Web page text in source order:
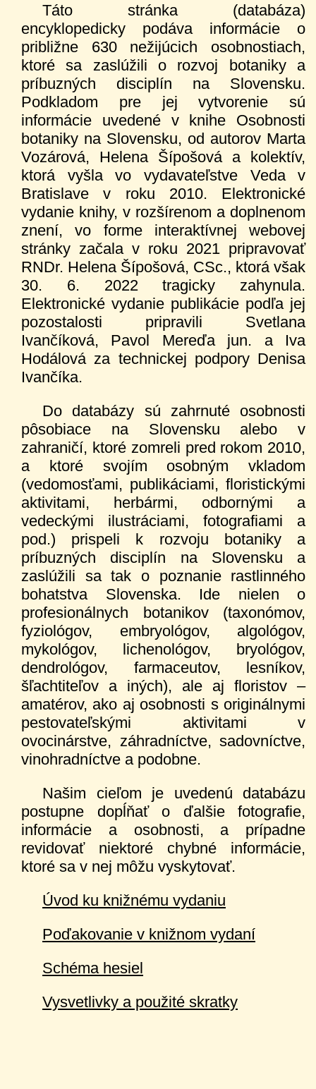
Táto stránka (databáza)
encyklopedicky podáva informácie o
približne 630 nežijúcich osobnostiach,
ktoré sa zaslúžili o rozvoj botaniky a
príbuzných disciplín na Slovensku.
Podkladom pre jej vytvorenie sú
informácie uvedené v knihe Osobnosti
botaniky na Slovensku, od autorov Marta
Vozárová, Helena Šípošová a kolektív,
ktorá vyšla vo vydavateľstve Veda v
Bratislave v roku 2010. Elektronické
vydanie knihy, v rozšírenom a doplnenom
znení, vo forme interaktívnej webovej
stránky začala v roku 2021 pripravovať
RNDr. Helena Šípošová, CSc., ktorá však
30. 6. 2022 tragicky zahynula.
Elektronické vydanie publikácie podľa jej
pozostalosti pripravili Svetlana
Ivančíková, Pavol Mereďa jun. a Iva
Hodálová za technickej podpory Denisa
Ivančíka.
Do databázy sú zahrnuté osobnosti
pôsobiace na Slovensku alebo v
zahraničí, ktoré zomreli pred rokom 2010,
a ktoré svojím osobným vkladom
(vedomosťami, publikáciami, floristickými
aktivitami, herbármi, odbornými a
vedeckými ilustráciami, fotografiami a
pod.) prispeli k rozvoju botaniky a
príbuzných disciplín na Slovensku a
zaslúžili sa tak o poznanie rastlinného
bohatstva Slovenska. Ide nielen o
profesionálnych botanikov (taxonómov,
fyziológov, embryológov, algológov,
mykológov, lichenológov, bryológov,
dendrológov, farmaceutov, lesníkov,
šľachtiteľov a iných), ale aj floristov –
amatérov, ako aj osobnosti s originálnymi
pestovateľskými aktivitami v
ovocinárstve, záhradníctve, sadovníctve,
vinohradníctve a podobne.
Našim cieľom je uvedenú databázu
postupne dopĺňať o ďalšie fotografie,
informácie a osobnosti, a prípadne
revidovať niektoré chybné informácie,
ktoré sa v nej môžu vyskytovať.
Úvod ku knižnému vydaniu
Poďakovanie v knižnom vydaní
Schéma hesiel
Vysvetlivky a použité skratky